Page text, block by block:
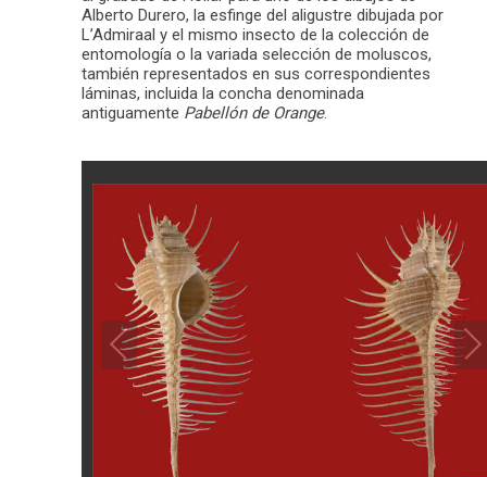
Alberto Durero, la esfinge del aligustre dibujada por
L’Admiraal y el mismo insecto de la colección de
entomología o la variada selección de moluscos,
también representados en sus correspondientes
láminas, incluida la concha denominada
antiguamente Pabellón de Orange.